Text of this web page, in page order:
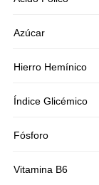
Azúcar
Hierro Hemínico
Índice Glicémico
Fósforo
Vitamina B6